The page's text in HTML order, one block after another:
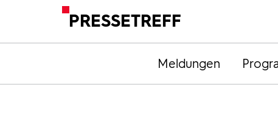
PRESSETREFF
Meldungen